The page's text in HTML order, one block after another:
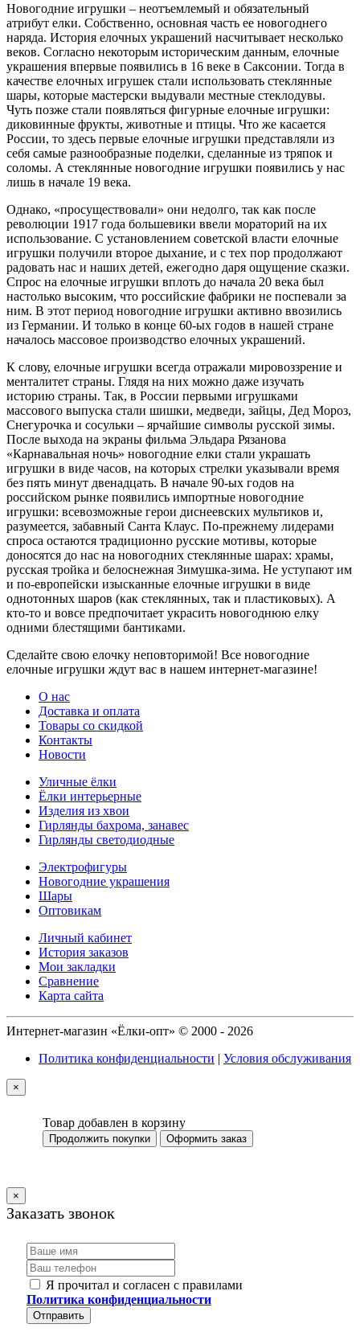
Новогодние игрушки – неотъемлемый и обязательный
атрибут елки. Собственно, основная часть ее новогоднего
наряда. История елочных украшений насчитывает несколько
веков. Согласно некоторым историческим данным, елочные
украшения впервые появились в 16 веке в Саксонии. Тогда в
качестве елочных игрушек стали использовать стеклянные
шары, которые мастерски выдували местные стеклодувы.
Чуть позже стали появляться фигурные елочные игрушки:
диковинные фрукты, животные и птицы. Что же касается
России, то здесь первые елочные игрушки представляли из
себя самые разнообразные поделки, сделанные из тряпок и
соломы. А стеклянные новогодние игрушки появились у нас
лишь в начале 19 века.
Однако, «просуществовали» они недолго, так как после
революции 1917 года большевики ввели мораторий на их
использование. С установлением советской власти елочные
игрушки получили второе дыхание, и с тех пор продолжают
радовать нас и наших детей, ежегодно даря ощущение сказки.
Спрос на елочные игрушки вплоть до начала 20 века был
настолько высоким, что российские фабрики не поспевали за
ним. В этот период новогодние игрушки активно ввозились
из Германии. И только в конце 60-ых годов в нашей стране
началось массовое производство елочных украшений.
К слову, елочные игрушки всегда отражали мировоззрение и
менталитет страны. Глядя на них можно даже изучать
историю страны. Так, в России первыми игрушками
массового выпуска стали шишки, медведи, зайцы, Дед Мороз,
Снегурочка и сосульки – ярчайшие символы русской зимы.
После выхода на экраны фильма Эльдара Рязанова
«Карнавальная ночь» новогодние елки стали украшать
игрушки в виде часов, на которых стрелки указывали время
без пять минут двенадцать. В начале 90-ых годов на
российском рынке появились импортные новогодние
игрушки: всевозможные герои диснеевских мультиков и,
разумеется, забавный Санта Клаус. По-прежнему лидерами
спроса остаются традиционно русские мотивы, которые
доносятся до нас на новогодних стеклянные шарах: храмы,
русская тройка и белоснежная Зимушка-зима. Не уступают им
и по-европейски изысканные елочные игрушки в виде
однотонных шаров (как стеклянных, так и пластиковых). А
кто-то и вовсе предпочитает украсить новогоднюю елку
одними блестящими бантиками.
Сделайте свою елочку неповторимой! Все новогодние
елочные игрушки ждут вас в нашем интернет-магазине!
О нас
Доставка и оплата
Товары со скидкой
Контакты
Новости
Уличные ёлки
Ёлки интерьерные
Изделия из хвои
Гирлянды бахрома, занавес
Гирлянды светодиодные
Электрофигуры
Новогодние украшения
Шары
Оптовикам
Личный кабинет
История заказов
Мои закладки
Сравнение
Карта сайта
Интернет-магазин «Ёлки-опт» © 2000 - 2026
Политика конфиденциальности | Условия обслуживания
×
Товар добавлен в корзину
Продолжить покупки Оформить заказ
×
Заказать звонок
Я прочитал и согласен с правилами
Политика конфиденциальности
Отправить